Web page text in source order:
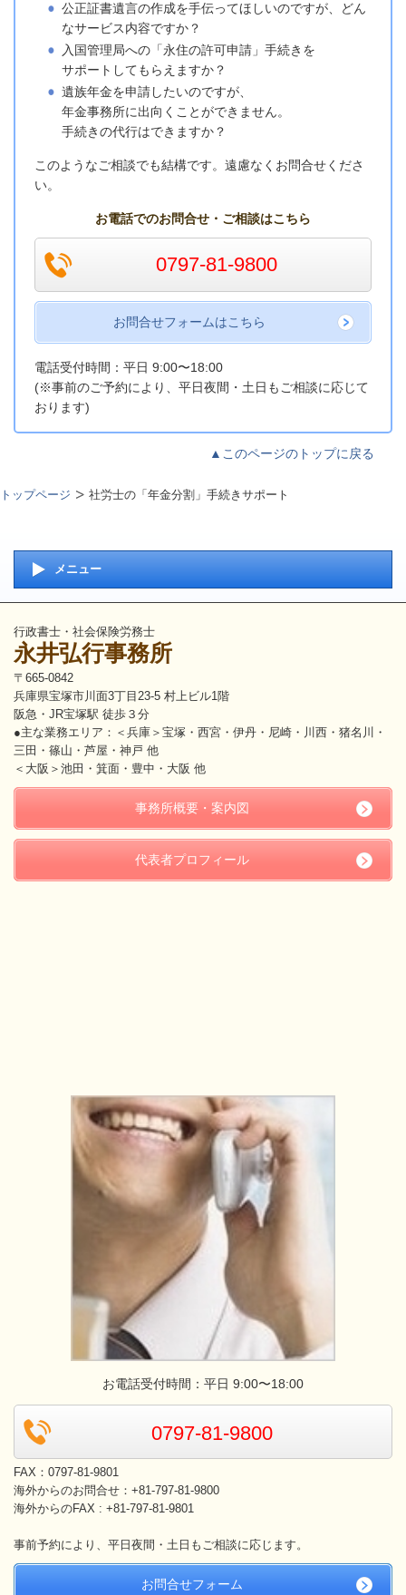
公正証書遺言の作成を手伝ってほしいのですが、どん
なサービス内容ですか？
入国管理局への「永住の許可申請」手続きを
サポートしてもらえますか？
遺族年金を申請したいのですが、
年金事務所に出向くことができません。
手続きの代行はできますか？
このようなご相談でも結構です。遠慮なく お問合せくださ
い。
お電話でのお問合せ・ご相談はこちら
0797-81-9800
お問合せフォームはこちら
電話受付時間：平日 9:00〜18:00
(※事前のご予約により、平日夜間・土日もご相談に応じて
おります)
▲このページのトップに戻る
トップページ 社労士の「年金分割」手続きサポート
メニュー
行政書士・社会保険労務士
永井弘行事務所
〒665-0842
兵庫県宝塚市川面3丁目23-5 村上ビル1階
阪急・JR宝塚駅 徒歩３分
●主な業務エリア：＜兵庫＞宝塚・西宮・伊丹・尼崎・川西・猪名川・
三田・篠山・芦屋・神戸 他
＜大阪＞池田・箕面・豊中・大阪 他
事務所概要・案内図
代表者プロフィール
お電話受付時間：平日 9:00〜18:00
0797-81-9800
FAX：0797-81-9801
海外からのお問合せ：+81-797-81-9800
海外からのFAX : +81-797-81-9801
事前予約により、平日夜間・土日もご相談に応じます。
お問合せフォーム